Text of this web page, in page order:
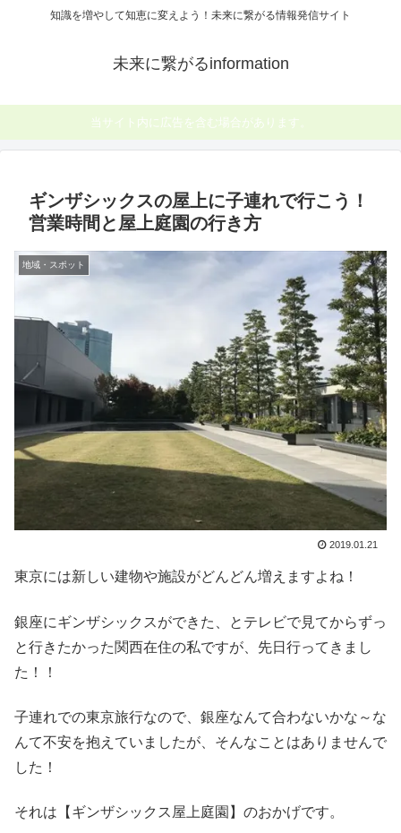
知識を増やして知恵に変えよう！未来に繋がる情報発信サイト
未来に繋がるinformation
当サイト内に広告を含む場合があります。
ギンザシックスの屋上に子連れで行こう！
営業時間と屋上庭園の行き方
地域・スポット
2019.01.21
東京には新しい建物や施設がどんどん増えますよね！
銀座にギンザシックスができた、とテレビで見てからずっ
と行きたかった関西在住の私ですが、先日行ってきまし
た！！
子連れでの東京旅行なので、銀座なんて合わないかな～な
んて不安を抱えていましたが、そんなことはありませんで
した！
それは【ギンザシックス屋上庭園】のおかげです。